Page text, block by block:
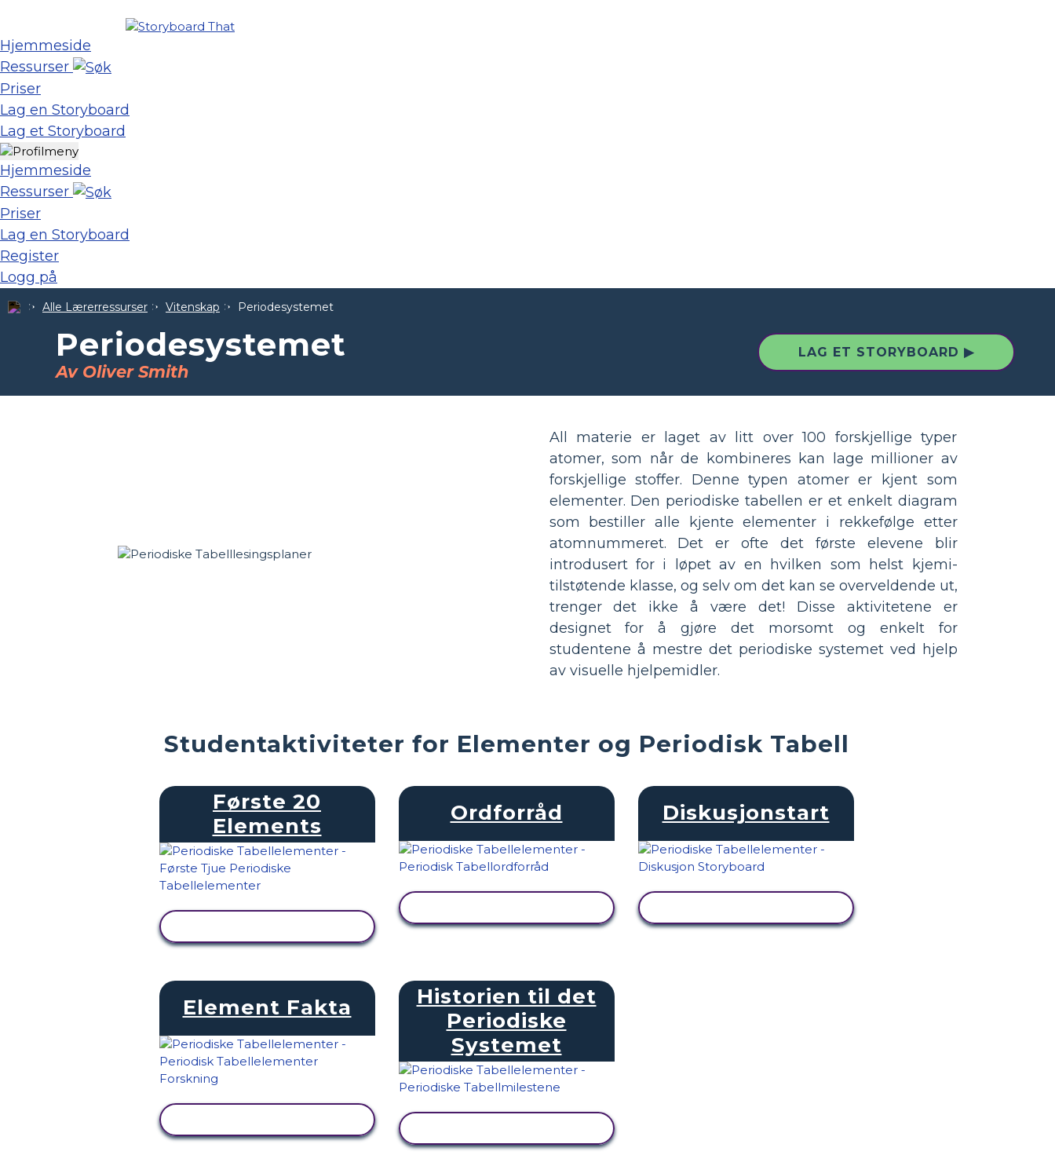
Hjemmeside
Ressurser
Priser
Lag en Storyboard
Lag et Storyboard
Hjemmeside
Ressurser
Priser
Lag en Storyboard
Register
Logg på
Alle Lærerressurser Vitenskap Periodesystemet
Periodesystemet
Av Oliver Smith
LAG ET STORYBOARD ▶
All materie er laget av litt over 100 forskjellige typer
atomer, som når de kombineres kan lage millioner av
forskjellige stoffer. Denne typen atomer er kjent som
elementer. Den periodiske tabellen er et enkelt diagram
som bestiller alle kjente elementer i rekkefølge etter
atomnummeret. Det er ofte det første elevene blir
introdusert for i løpet av en hvilken som helst kjemi-
tilstøtende klasse, og selv om det kan se overveldende ut,
trenger det ikke å være det! Disse aktivitetene er
designet for å gjøre det morsomt og enkelt for
studentene å mestre det periodiske systemet ved hjelp
av visuelle hjelpemidler.
Studentaktiviteter for Elementer og Periodisk Tabell
Første 20
Elements
Ordforråd Diskusjonstart
Element Fakta
Historien til det
Periodiske
Systemet